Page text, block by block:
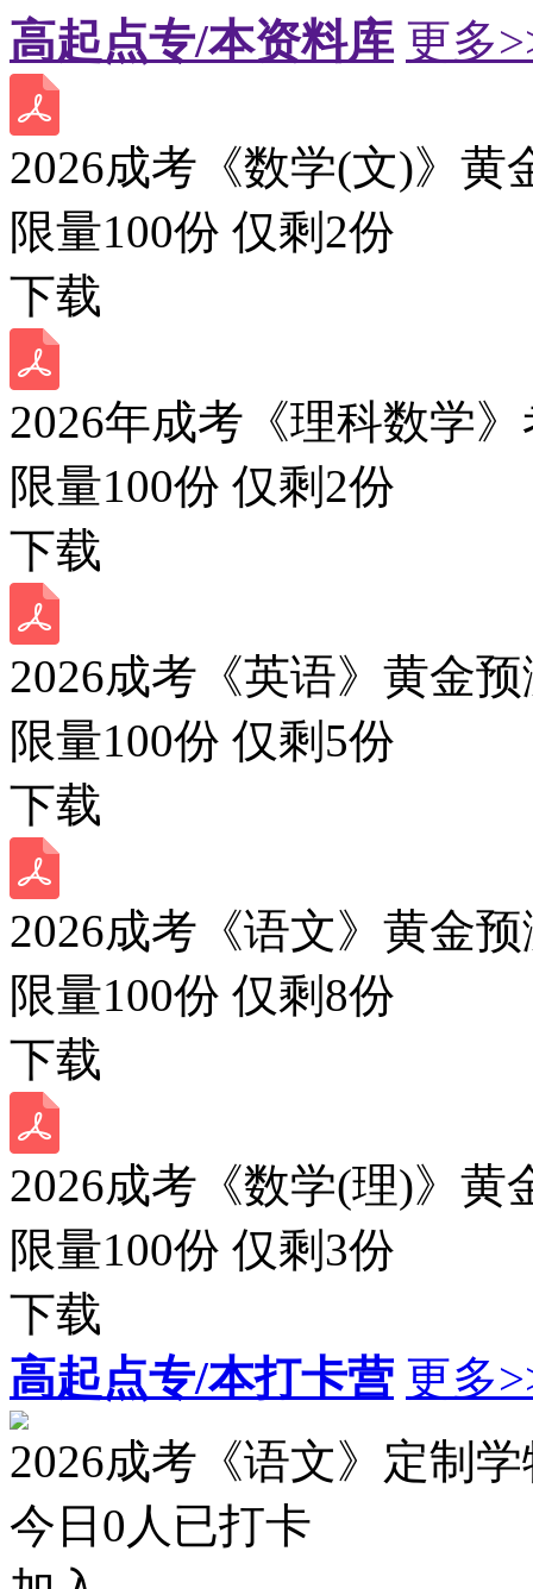
高起点专/本资料库 更多
2026成考《数学(文)》黄
限量100份 仅剩 2份
下载
2026年成考《理科数学
限量100份 仅剩 2份
下载
2026成考《英语》黄金
限量100份 仅剩 5份
下载
2026成考《语文》黄金
限量100份 仅剩 8份
下载
2026成考《数学(理)》黄
限量100份 仅剩 3份
下载
高起点专/本打卡营 更多
2026成考《语文》定制
今日 0 人已打卡